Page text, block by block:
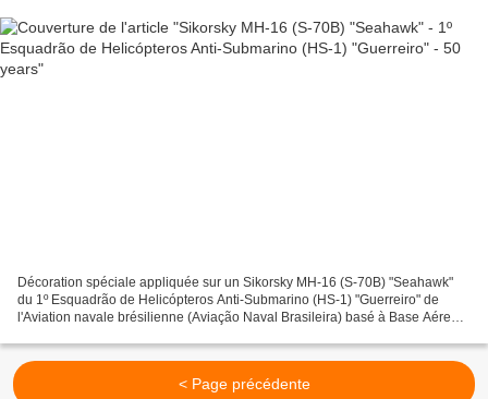
Décoration spéciale appliquée sur un Sikorsky MH-16 (S-70B) "Seahawk"
du 1º Esquadrão de Helicópteros Anti-Submarino (HS-1) "Guerreiro" de
l'Aviation navale brésilienne (Aviação Naval Brasileira) basé à Base Aérea
< Page précédente